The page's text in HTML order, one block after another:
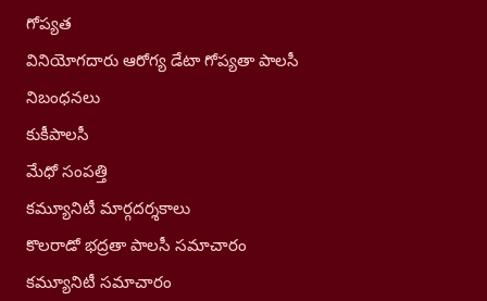
గోప్యత
వినియోగదారు ఆరోగ్య డేటా గోప్యతా పాలసీ
నిబంధనలు
కుకీపాలసీ
మేధో సంపత్తి
కమ్యూనిటీ మార్గదర్శకాలు
కొలరాడో భద్రతా పాలసీ సమాచారం
కమ్యూనిటీ సమాచారం